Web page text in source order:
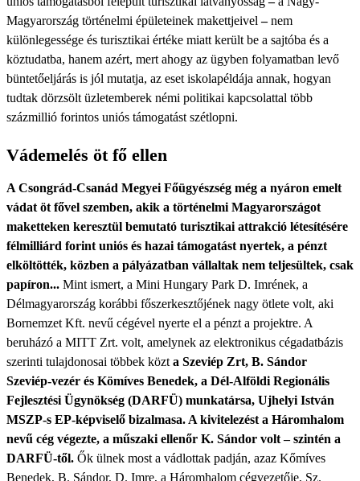
Magyarország történelmi épületeinek makettjeivel–nem
különlegessége és turisztikai értéke miatt került be a sajtóba és a
köztudatba, hanem azért, mert ahogy az ügyben folyamatban levő
büntetőeljárás is jól mutatja, az eset iskolapéldája annak, hogyan
tudtak dörzsölt üzletemberek némi politikai kapcsolattal több
százmillió forintos uniós támogatást szétlopni.
Vádemelés öt fő ellen
A Csongrád-Csanád Megyei Főügyészség még a nyáron emelt
vádat öt fővel szemben, akik a történelmi Magyarországot
maketteken keresztül bemutató turisztikai attrakció létesítésére
félmilliárd forint uniós és hazai támogatást nyertek, a pénzt
elköltötték, közben a pályázatban vállaltak nem teljesültek, csak
papíron... Mint ismert, a Mini Hungary Park D. Imrének, a
Délmagyarország korábbi főszerkesztőjének nagy ötlete volt, aki
Bornemzet Kft. nevű cégével nyerte el a pénzt a projektre. A
beruházó a MITT Zrt. volt, amelynek az elektronikus cégadatbázis
szerinti tulajdonosai többek közt a Szeviép Zrt, B. Sándor
Szeviép-vezér és Kömíves Benedek, a Dél-Alföldi Regionális
Fejlesztési Ügynökség (DARFÜ) munkatársa, Ujhelyi István
MSZP-s EP-képviselő bizalmasa. A kivitelezést a Háromhalom
nevű cég végezte, a műszaki ellenőr K. Sándor volt – szintén a
DARFÜ-től. Ők ülnek most a vádlottak padján, azaz Kőmíves
Benedek, B. Sándor, D. Imre, a Háromhalom cégvezetője, Sz.